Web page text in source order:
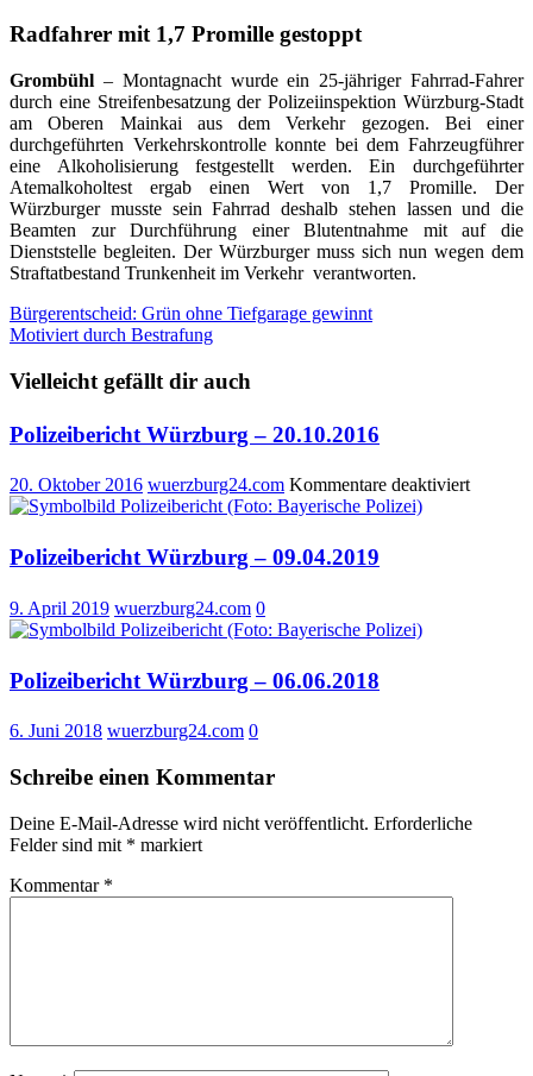
Radfahrer mit 1,7 Promille gestoppt
Grombühl – Montagnacht wurde ein 25-jähriger Fahrrad-Fahrer
durch eine Streifenbesatzung der Polizeiinspektion Würzburg-Stadt
am Oberen Mainkai aus dem Verkehr gezogen. Bei einer
durchgeführten Verkehrskontrolle konnte bei dem Fahrzeugführer
eine Alkoholisierung festgestellt werden. Ein durchgeführter
Atemalkoholtest ergab einen Wert von 1,7 Promille. Der
Würzburger musste sein Fahrrad deshalb stehen lassen und die
Beamten zur Durchführung einer Blutentnahme mit auf die
Dienststelle begleiten. Der Würzburger muss sich nun wegen dem
Straftatbestand Trunkenheit im Verkehr verantworten.
Beitragsnavigation
Bürgerentscheid: Grün ohne Tiefgarage gewinnt
Motiviert durch Bestrafung
Vielleicht gefällt dir auch
Polizeibericht Würzburg – 20.10.2016
20. Oktober 2016 wuerzburg24.com Kommentare deaktiviertfür
Polizeibericht Würzburg – 09.04.2019
9. April 2019 wuerzburg24.com 0
Polizeibericht Würzburg – 06.06.2018
6. Juni 2018 wuerzburg24.com 0
Schreibe einen Kommentar
Deine E-Mail-Adresse wird nicht veröffentlicht. Erforderliche
Felder sind mit * markiert
Kommentar *